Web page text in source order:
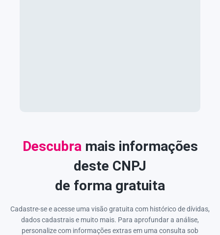
Descubramais informações
deste CNPJ
de forma gratuita
Cadastre-se e acesse uma visão gratuita com histórico de dívidas,
dados cadastrais e muito mais. Para aprofundar a análise,
personalize com informações extras em uma consulta sob